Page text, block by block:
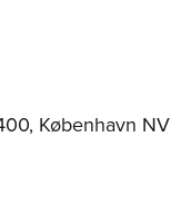
København NV